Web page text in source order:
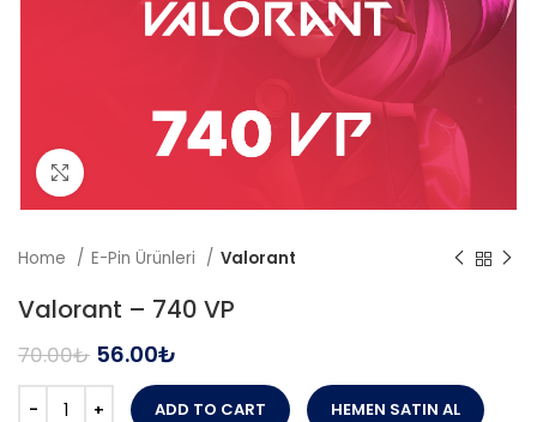
Home E-Pin Ürünleri Valorant
Valorant – 740 VP
70.00₺ 56.00₺
ADD TO CART HEMEN SATIN AL